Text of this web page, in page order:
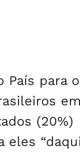
País para
(20%)
eles